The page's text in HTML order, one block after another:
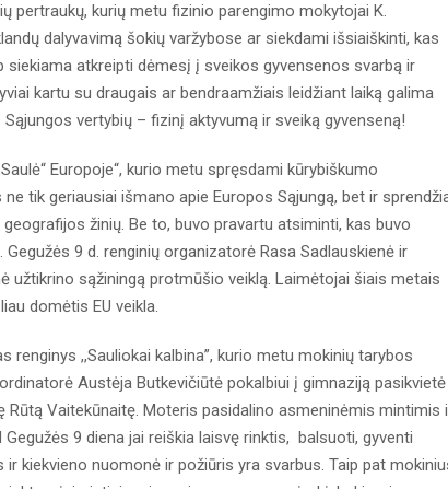
pertraukų, kurių metu fizinio parengimo mokytojai K.
dalyvavimą šokių varžybose ar siekdami išsiaiškinti, kas
atkreipti dėmesį į sveikos gyvensenos svarbą ir
kartu su draugais ar bendraamžiais leidžiant laiką galima
vertybių – fizinį aktyvumą ir sveiką gyvenseną!
Europoje“, kurio metu spręsdami kūrybiškumo
tik geriausiai išmano apie Europos Sąjungą, bet ir
žinių. Be to, buvo pravartu atsiminti, kas buvo
9 d. renginių organizatorė Rasa Sadlauskienė ir
užtikrino sąžiningą protmūšio veiklą. Laimėtojai šiais metais
domėtis EU veikla.
,,Sauliokai kalbina”, kurio metu mokinių tarybos
Austėja Butkevičiūtė pokalbiui į gimnaziją
Rūtą Vaitekūnaitę. Moteris pasidalino asmeninėmis mintimis
9 diena jai reiškia laisvę rinktis, balsuoti, gyventi
kiekvieno nuomonė ir požiūris yra svarbus. Taip pat